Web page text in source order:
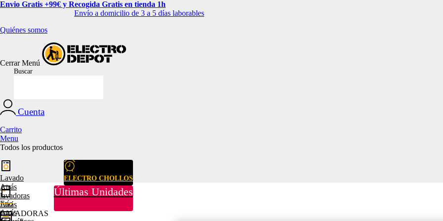
Envio Gratis +99€ y Recogida Gratis en tienda 1h
Envío a domicilio de 3 a 5 días laborables
Quiénes somos
CerrarMenú
Buscar
Cuenta
Carrito
Menu
Todos los productos
ELECTRO CHOLLOS
Últimas Unidades
Lavado
Atrás
lavadoras
Atrás
LAVADORAS
Frío
Atrás